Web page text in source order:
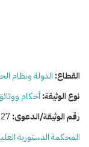
القطاع: الدولة ونظام
نوع الوثيقة:أحكام
رقم الوثيقة/الدعوى:
المحكمة الدستورية العليا